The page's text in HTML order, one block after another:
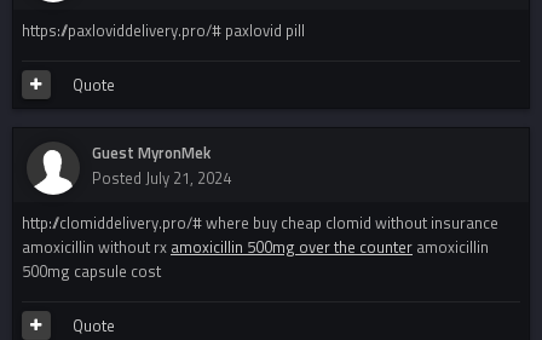
https://paxloviddelivery.pro/# paxlovid pill
Quote
Guest MyronMek
Posted July 21, 2024
http://clomiddelivery.pro/# where buy cheap clomid without insurance
amoxicillin without rx amoxicillin 500mg over the counter amoxicillin
500mg capsule cost
Quote